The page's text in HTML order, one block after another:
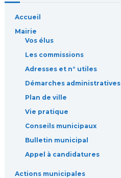
Accueil
Mairie
Vos élus
Les commissions
Adresses et n° utiles
Démarches administratives
Plan de ville
Vie pratique
Conseils municipaux
Bulletin municipal
Appel à candidatures
Actions municipales